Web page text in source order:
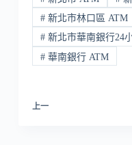
#新北市林口區 ATM
#新北市華南銀行24
#華南銀行 ATM
上一